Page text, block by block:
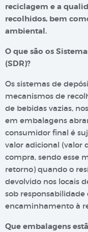
reciclagem e a
recolhidos, bem
ambiental.
O que são os
(SDR)?
Os sistemas de
mecanismos de
de bebidas vazias,
em embalagens
consumidor final é
valor adicional (valor
compra, sendo esse
retorno) quando o
devolvido nos locais
sob responsabilidade
encaminhamento à
Que embalagens